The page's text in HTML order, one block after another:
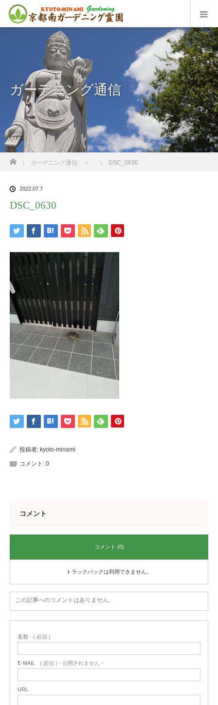
ガーデニング通信
ホーム
ガーデニング通信 DSC_0630
2022.07.7
DSC_0630
投稿者: kyoto-minami
コメント: 0
コメント
コメント (0)
トラックバックは利用できません。
この記事へのコメントはありません。
名前 ( 必須 )
E-MAIL ( 必須 ) - 公開されません -
URL